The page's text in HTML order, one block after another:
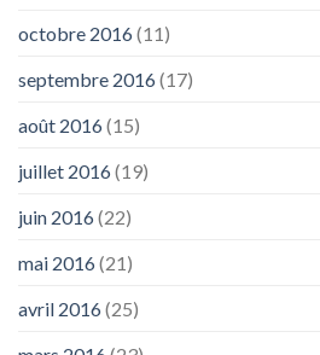
octobre 2016(11)
septembre 2016(17)
août 2016(15)
juillet 2016(19)
juin 2016(22)
mai 2016(21)
avril 2016(25)